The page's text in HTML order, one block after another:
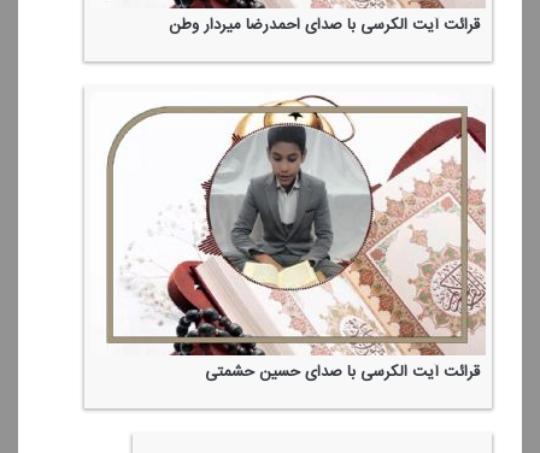
قرائت آیت الكرسی با صدای احمدرضا میردار وطن
قرائت آیت الكرسی با صدای حسین حشمتی